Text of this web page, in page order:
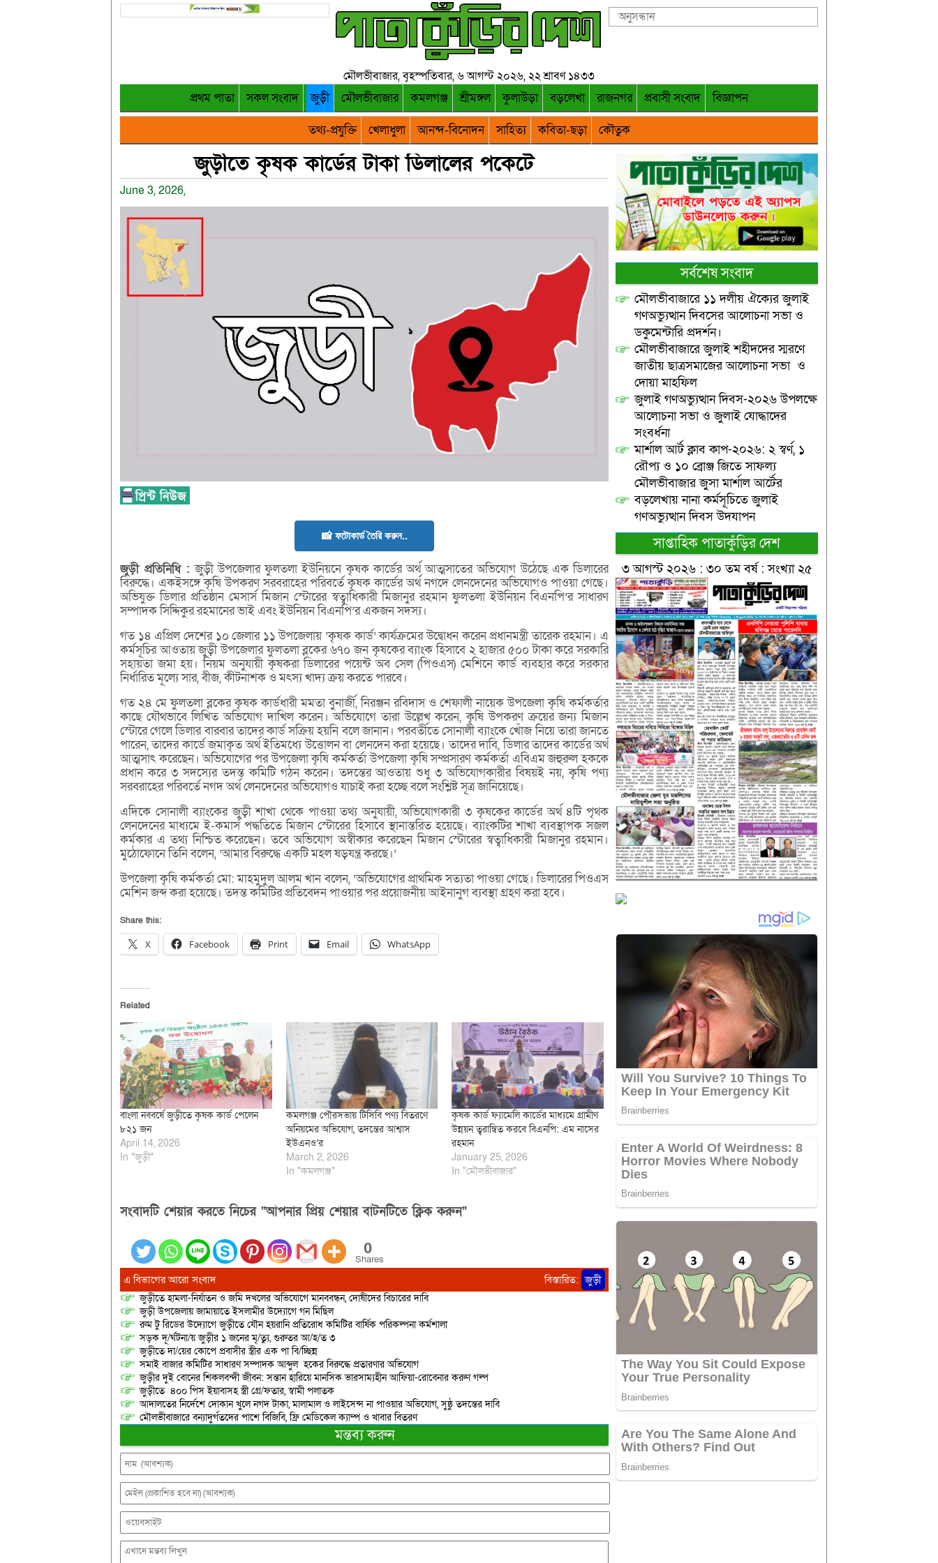
মৌলভীবাজার, বৃহস্পতিবার, ৬ আগস্ট ২০২৬, ২২ শ্রাবণ ১৪৩৩
প্রথম পাতা সকল সংবাদ জুড়ী মৌলভীবাজার কমলগঞ্জ শ্রীমঙ্গল কুলাউড়া বড়লেখা রাজনগর প্রবাসী সংবাদ
বিজ্ঞাপন
তথ্য-প্রযুক্তি
খেলাধুলা আনন্দ-বিনোদন সাহিত্য কবিতা-ছড়া কৌতুক
জুড়ীতে কৃষক কার্ডের টাকা ডিলালের পকেটে
June 3, 2026,
📸 ফটোকার্ড তৈরি করুন..
জুড়ীপ্রতিনিধি : জুড়ী উপজেলার ফুলতলা ইউনিয়নে কৃষক কার্ডের অর্থ আত্মসাতের অভিযোগ উঠেছে এক ডিলারের
বিরুদ্ধে। একইসঙ্গে কৃষি উপকরণ সরবরাহের পরিবর্তে কৃষক কার্ডের অর্থ নগদে লেনদেনের অভিযোগও পাওয়া গেছে।
অভিযুক্ত ডিলার প্রতিষ্ঠান মেসার্স মিজান স্টোরের স্বত্বাধিকারী মিজানুর রহমান ফুলতলা ইউনিয়ন বিএনপি’র সাধারণ
সম্পাদক সিদ্দিকুর রহমানের ভাই এবং ইউনিয়ন বিএনপি’র একজন সদস্য।
গত ১৪ এপ্রিল দেশের ১০ জেলার ১১ উপজেলায় ‘কৃষক কার্ড’ কার্যক্রমের উদ্বোধন করেন প্রধানমন্ত্রী তারেক রহমান। এ
কর্মসূচির আওতায় জুড়ী উপজেলার ফুলতলা ব্লকের ৬৭০ জন কৃষকের ব্যাংক হিসাবে ২ হাজার ৫০০ টাকা করে সরকারি
সহায়তা জমা হয়। নিয়ম অনুযায়ী কৃষকরা ডিলারের পয়েন্ট অব সেল (পিওএস) মেশিনে কার্ড ব্যবহার করে সরকার
নির্ধারিত মূল্যে সার, বীজ, কীটনাশক ও মৎস্য খাদ্য ক্রয় করতে পারবে।
গত ২৪ মে ফুলতলা ব্লকের কৃষক কার্ডধারী মমতা বুনার্জী, নিরঞ্জন রবিদাস ও শেফালী নায়েক উপজেলা কৃষি কর্মকর্তার
কাছে যৌথভাবে লিখিত অভিযোগ দাখিল করেন। অভিযোগে তারা উল্লেখ করেন, কৃষি উপকরণ ক্রয়ের জন্য মিজান
স্টোরে গেলে ডিলার বারবার তাদের কার্ড সক্রিয় হয়নি বলে জানান। পরবর্তীতে সোনালী ব্যাংকে খোঁজ নিয়ে তারা জানতে
পারেন, তাদের কার্ডে জমাকৃত অর্থ ইতিমধ্যে উত্তোলন বা লেনদেন করা হয়েছে। তাদের দাবি, ডিলার তাদের কার্ডের অর্থ
আত্মসাৎ করেছেন। অভিযোগের পর উপজেলা কৃষি কর্মকর্তা উপজেলা কৃষি সম্প্রসারণ কর্মকর্তা এবিএম জহুরুল হককে
প্রধান করে ৩ সদস্যের তদন্ত কমিটি গঠন করেন। তদন্তের আওতায় শুধু ৩ অভিযোগকারীর বিষয়ই নয়, কৃষি পণ্য
সরবরাহের পরিবর্তে নগদ অর্থ লেনদেনের অভিযোগও যাচাই করা হচ্ছে বলে সংশ্লিষ্ট সূত্র জানিয়েছে।
এদিকে সোনালী ব্যাংকের জুড়ী শাখা থেকে পাওয়া তথ্য অনুযায়ী, অভিযোগকারী ৩ কৃষকের কার্ডের অর্থ ৪টি পৃথক
লেনদেনের মাধ্যমে ই-কমার্স পদ্ধতিতে মিজান স্টোরের হিসাবে স্থানান্তরিত হয়েছে। ব্যাংকটির শাখা ব্যবস্থাপক সজল
কর্মকার এ তথ্য নিশ্চিত করেছেন। তবে অভিযোগ অস্বীকার করেছেন মিজান স্টোরের স্বত্বাধিকারী মিজানুর রহমান।
মুঠোফোনে তিনি বলেন, ‘আমার বিরুদ্ধে একটি মহল ষড়যন্ত্র করছে।’
উপজেলা কৃষি কর্মকর্তা মো: মাহমুদুল আলম খান বলেন, ‘অভিযোগের প্রাথমিক সত্যতা পাওয়া গেছে। ডিলারের পিওএস
মেশিন জব্দ করা হয়েছে। তদন্ত কমিটির প্রতিবেদন পাওয়ার পর প্রয়োজনীয় আইনানুগ ব্যবস্থা গ্রহণ করা হবে।
Share this:
X Facebook Print Email WhatsApp
Related
বাংলা নববর্ষে জুড়ীতে কৃষক কার্ড পেলেন
৮২১ জন
April 14, 2026
In "জুড়ী"
কমলগঞ্জ পৌরসভায় টিসিবি পণ্য বিতরণে
অনিয়মের অভিযোগ, তদন্তের আশ্বাস
ইউএনও’র
March 2, 2026
In "কমলগঞ্জ"
কৃষক কার্ড ফ্যামেলি কার্ডের মাধ্যমে গ্রামীণ
উন্নয়ন ত্বরান্বিত করবে বিএনপি: এম নাসের
রহমান
January 25, 2026
In "মৌলভীবাজার"
সংবাদটি শেয়ার করতে নিচের “আপনার প্রিয় শেয়ার বাটনটিতে ক্লিক করুন”
0
Shares
এ বিভাগের আরো সংবাদ বিস্তারিত: জুড়ী
জুড়ীতে হামলা-নির্যাতন ও জমি দখলের অভিযোগে মানববন্ধন, দোষীদের বিচারের দাবি
জুড়ী উপজেলায় জামায়াতে ইসলামীর উদ্যোগে গন মিছিল
রুম টু রিডের উদ্যোগে জুড়ীতে যৌন হয়রানি প্রতিরোধ কমিটির বার্ষিক পরিকল্পনা কর্মশালা
সড়ক দূ/র্ঘটনা/য় জুড়ীর ১ জনের মৃ/ত্যু, গুরুতর আ/হ/ত ৩
জুড়ীতে দা/য়ের কোপে প্রবাসীর স্ত্রীর এক পা বি/চ্ছিন্ন
সমাই বাজার কমিটির সাধারণ সম্পাদক আব্দুল হকের বিরুদ্ধে প্রতারণার অভিযোগ
জুড়ীর দুই বোনের শিকলবন্দী জীবন: সন্তান হারিয়ে মানসিক ভারসাম্যহীন আফিয়া-রোবেনার করুণ গল্প
জুড়ীতে ৪০০ পিস ইয়াবাসহ স্ত্রী গ্রে/ফতার, স্বামী পলাতক
আদালতের নির্দেশে দোকান খুলে নগদ টাকা, মালামাল ও লাইসেন্স না পাওয়ার অভিযোগ, সুষ্ঠু তদন্তের দাবি
মৌলভীবাজারে বন্যাদুর্গতদের পাশে বিজিবি, ফ্রি মেডিকেল ক্যাম্প ও খাবার বিতরণ
মন্তব্য করুন
সর্বশেষ সংবাদ
মৌলভীবাজারে ১১ দলীয় ঐক্যের জুলাই
গণঅভ্যুত্থান দিবসের আলোচনা সভা ও
ডকুমেন্টারি প্রদর্শন।
মৌলভীবাজারে জুলাই শহীদদের স্মরণে
জাতীয় ছাত্রসমাজের আলোচনা সভা ও
দোয়া মাহফিল
জুলাই গণঅভ্যুত্থান দিবস-২০২৬ উপলক্ষে
আলোচনা সভা ও জুলাই যোদ্ধাদের
সংবর্ধনা
মার্শাল আর্ট ক্লাব কাপ-২০২৬: ২ স্বর্ণ, ১
রৌপ্য ও ১০ ব্রোঞ্জ জিতে সাফল্য
মৌলভীবাজার জুসা মার্শাল আর্টের
বড়লেখায় নানা কর্মসূচিতে জুলাই
গণঅভ্যুত্থান দিবস উদযাপন
সাপ্তাহিক পাতাকুঁড়ির দেশ
৩ আগস্ট ২০২৬ : ৩০ তম বর্ষ : সংখ্যা ২৫